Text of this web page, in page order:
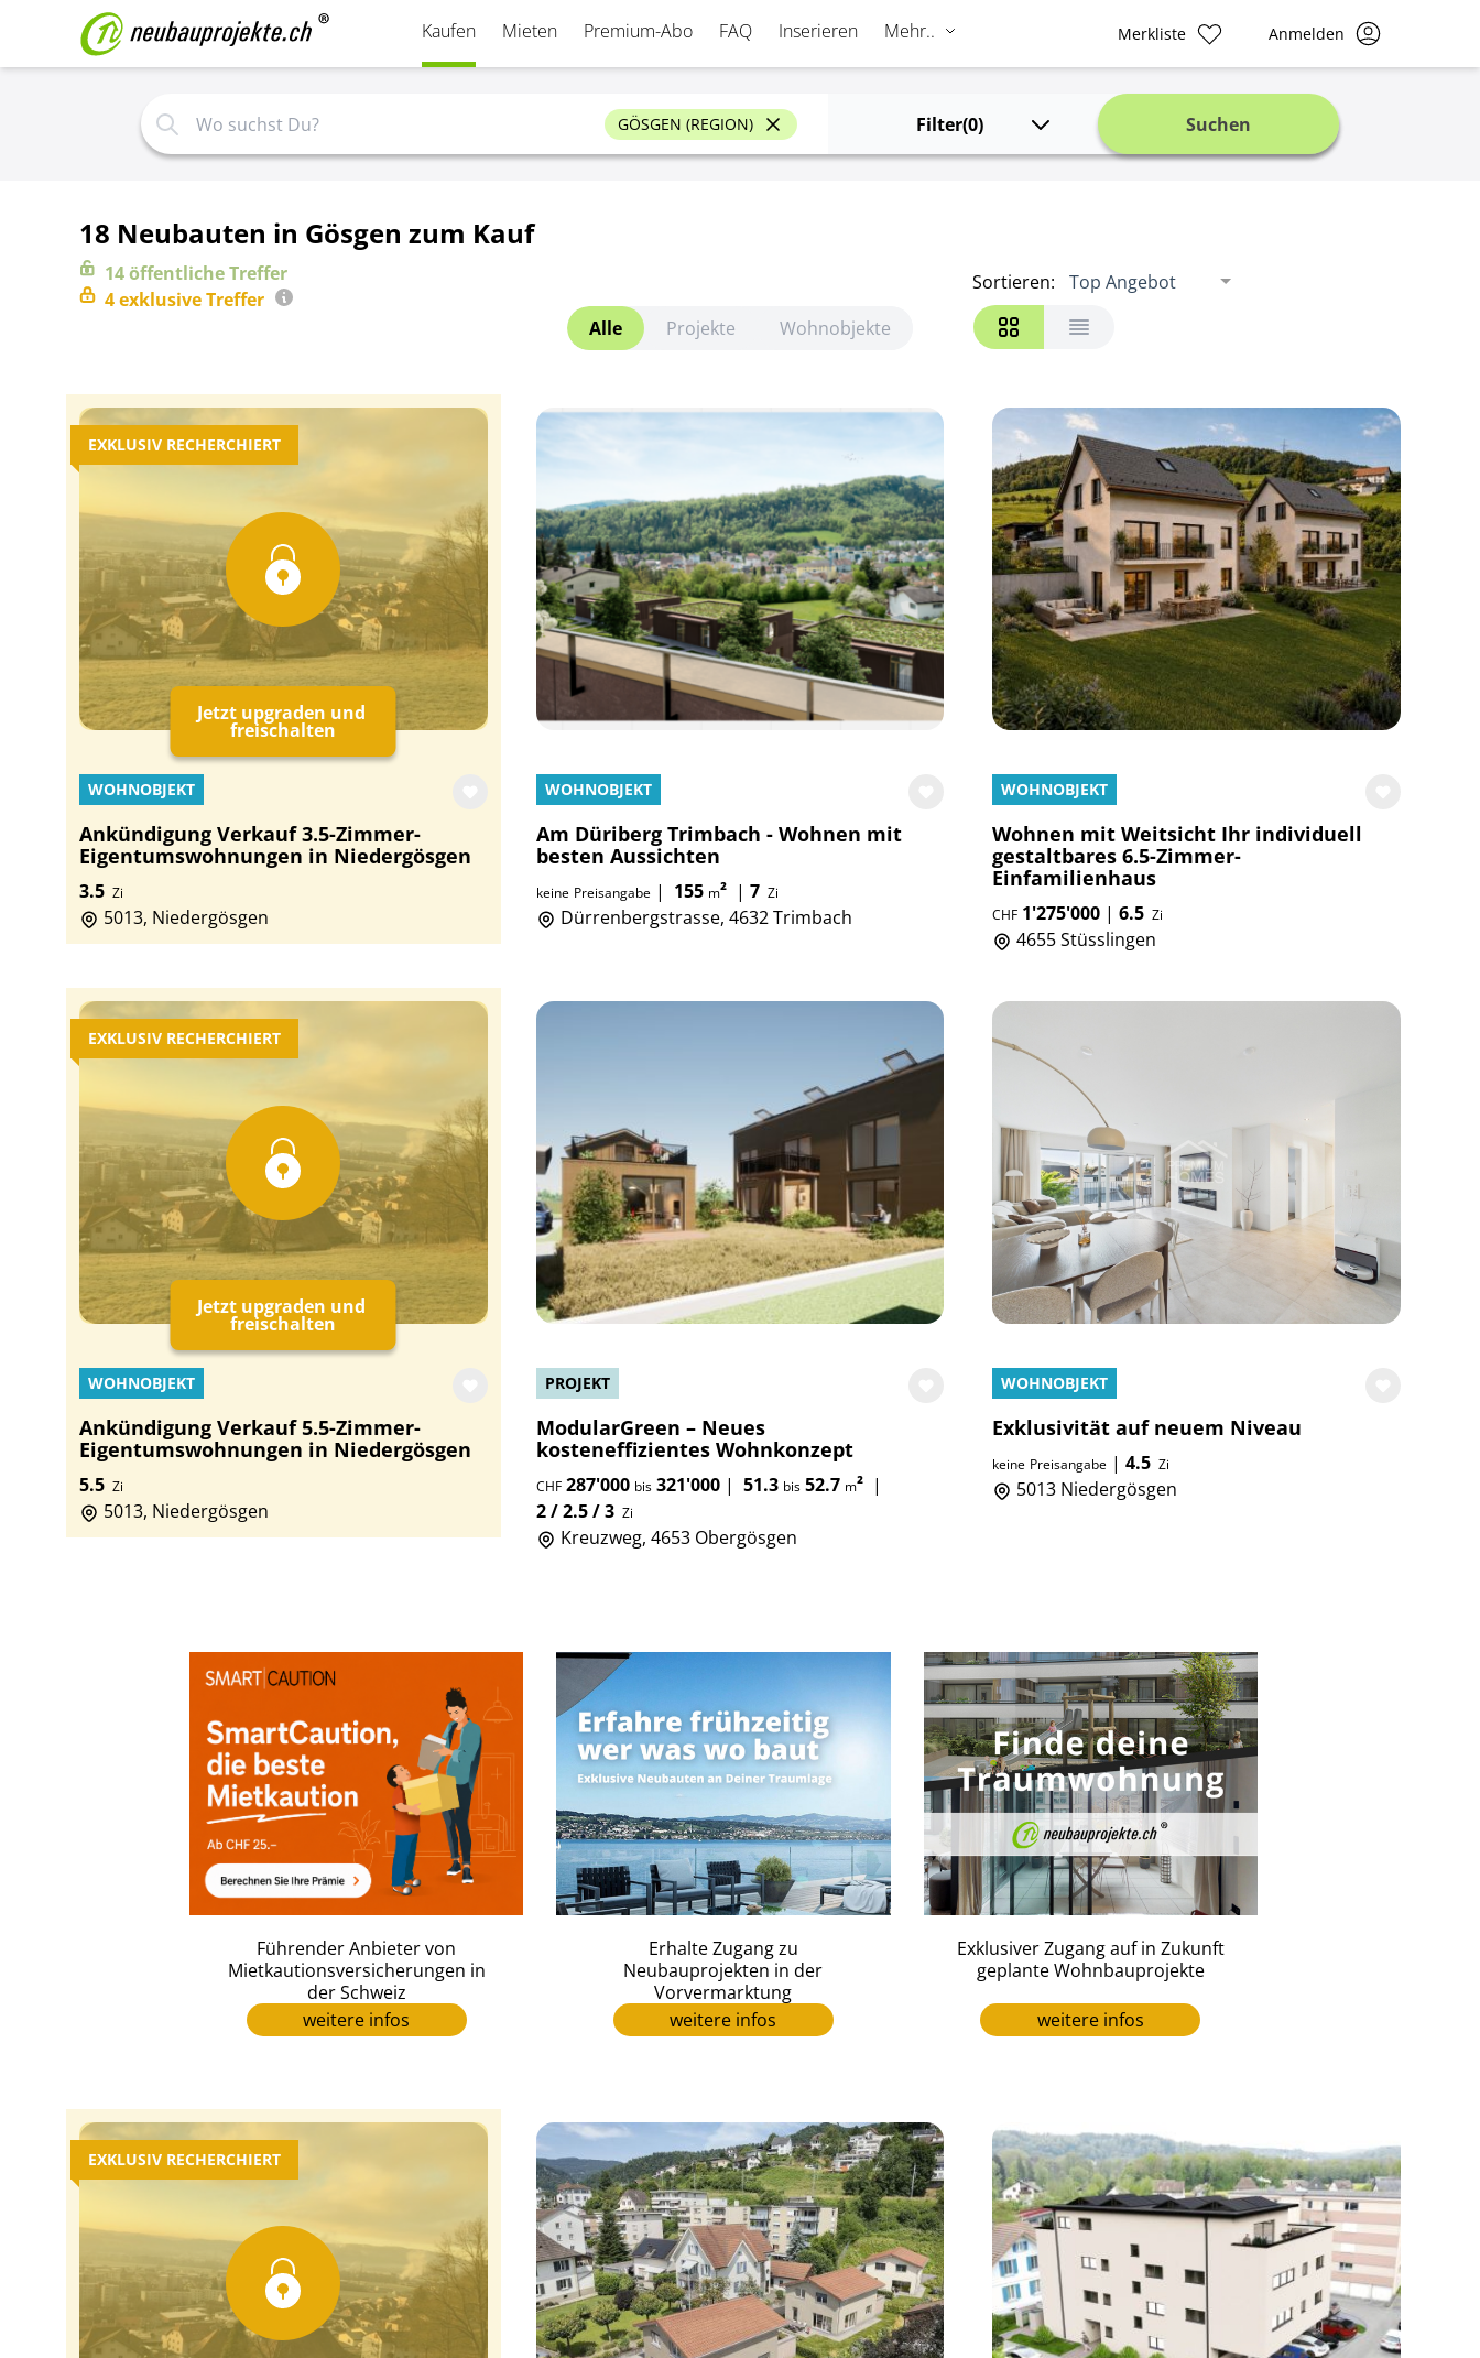
Kaufen Mieten Premium-Abo FAQ Inserieren Mehr.. Merkliste Anmelden
GÖSGEN (REGION) Filter(0) Suchen
18 Neubauten in Gösgen zum Kauf
14öffentlicheTreffer
4exklusiveTreffer
Alle
Projekte Wohnobjekte
Sortieren: Top Angebot
EXKLUSIV RECHERCHIERT
Jetzt upgraden und
freischalten
WOHNOBJEKT
Ankündigung Verkauf 3.5-Zimmer-
Eigentumswohnungen in Niedergösgen
3.5 Zi
5013, Niedergösgen
WOHNOBJEKT
Am Düriberg Trimbach - Wohnen mit
besten Aussichten
keine Preisangabe| 155 m² | 7 Zi
Dürrenbergstrasse, 4632 Trimbach
WOHNOBJEKT
Wohnen mit Weitsicht Ihr individuell
gestaltbares 6.5-Zimmer-
Einfamilienhaus
CHF 1'275'000 |6.5 Zi
4655 Stüsslingen
EXKLUSIV RECHERCHIERT
Jetzt upgraden und
freischalten
WOHNOBJEKT
Ankündigung Verkauf 5.5-Zimmer-
Eigentumswohnungen in Niedergösgen
5.5 Zi
5013, Niedergösgen
PROJEKT
ModularGreen – Neues
kosteneffizientes Wohnkonzept
CHF287'000 bis321'000| 51.3 bis52.7 m² |
2 / 2.5 / 3 Zi
Kreuzweg, 4653 Obergösgen
WOHNOBJEKT
Exklusivität auf neuem Niveau
keine Preisangabe |4.5 Zi
5013 Niedergösgen
Führender Anbieter von
Mietkautionsversicherungen in
der Schweiz
weitere infos
Erhalte Zugang zu
Neubauprojekten in der
Vorvermarktung
weitere infos
Exklusiver Zugang auf in Zukunft
geplante Wohnbauprojekte
weitere infos
EXKLUSIV RECHERCHIERT